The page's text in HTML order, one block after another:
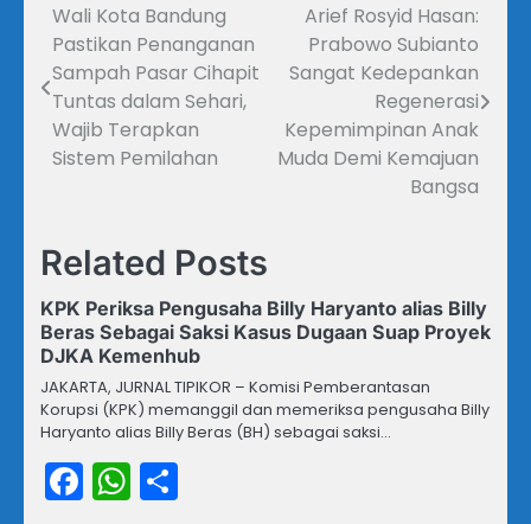
Navigasi
pos
Wali Kota Bandung
Pastikan Penanganan
Sampah Pasar Cihapit
Tuntas dalam Sehari,
Wajib Terapkan
Sistem Pemilahan
Arief Rosyid Hasan:
Prabowo Subianto
Sangat Kedepankan
Regenerasi
Kepemimpinan Anak
Muda Demi Kemajuan
Bangsa
Related Posts
KPK Periksa Pengusaha Billy Haryanto alias Billy
Beras Sebagai Saksi Kasus Dugaan Suap Proyek
DJKA Kemenhub
JAKARTA, JURNAL TIPIKOR – Komisi Pemberantasan
Korupsi (KPK) memanggil dan memeriksa pengusaha Billy
Haryanto alias Billy Beras (BH) sebagai saksi…
Facebook
WhatsApp